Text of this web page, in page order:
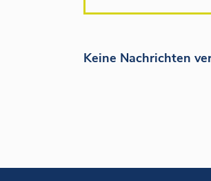
Keine Nachrichten